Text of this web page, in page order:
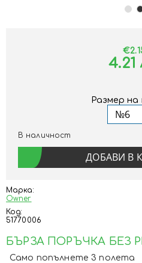
Марка:
Owner
Код:
51770006
БЪРЗА ПОРЪЧКА БЕЗ
Само попълнете 3 полета
4.21
Размер на
В наличност